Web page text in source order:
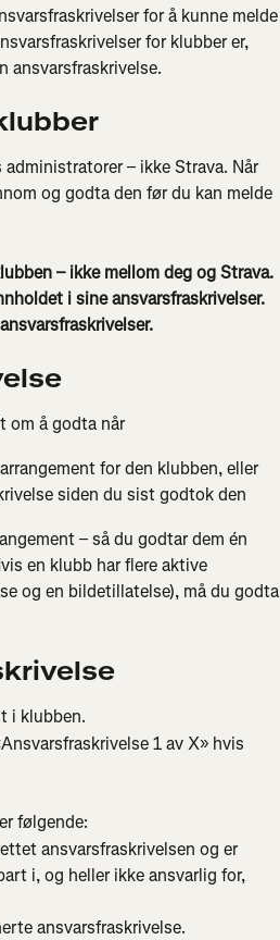
for å kunne melde
for klubber er,
ansvarsfraskrivelse.
– ikke Strava. Når
og godta den før du kan melde
– ikke mellom deg og Strava.
i sine ansvarsfraskrivelser.
om å godta når
for den klubben, eller
siden du sist godtok den
– så du godtar dem én
en klubb har flere aktive
og en bildetillatelse), må du godta
i klubben.
1 av X» hvis
følgende:
ansvarsfraskrivelsen og er
i, og heller ikke ansvarlig for,
ansvarsfraskrivelse.